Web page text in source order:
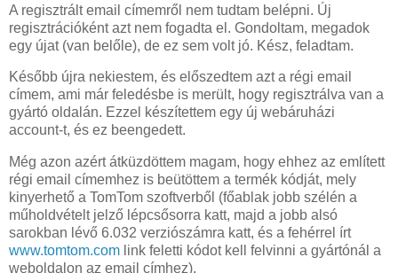
A regisztrált email címemről nem tudtam belépni. Új
regisztrációként azt nem fogadta el. Gondoltam, megadok
egy újat (van belőle), de ez sem volt jó. Kész, feladtam.
Később újra nekiestem, és előszedtem azt a régi email
címem, ami már feledésbe is merült, hogy regisztrálva van a
gyártó oldalán. Ezzel készítettem egy új webáruházi
account-t, és ez beengedett.
Még azon azért átküzdöttem magam, hogy ehhez az említett
régi email címemhez is beütöttem a termék kódját, mely
kinyerhető a TomTom szoftverből (főablak jobb szélén a
műholdvételt jelző lépcsősorra katt, majd a jobb alsó
sarokban lévő 6.032 verziószámra katt, és a fehérrel írt
www.tomtom.com link feletti kódot kell felvinni a gyártónál a
weboldalon az email címhez).